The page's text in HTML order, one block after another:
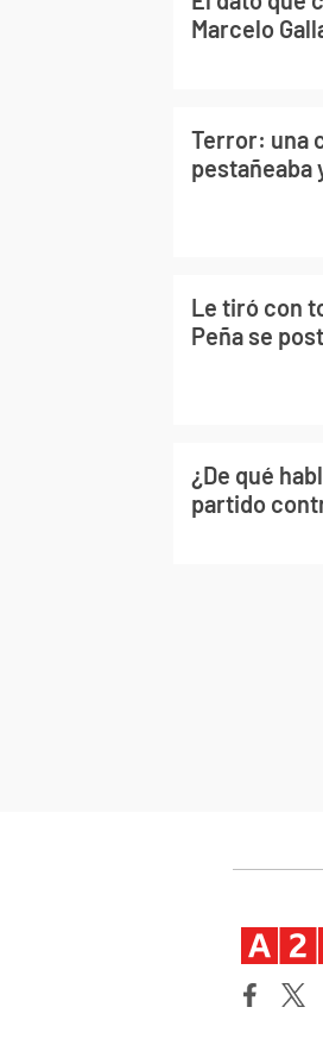
Marcelo
Terror: una
pestañeaba
Le tiró con
Peña se
¿De qué
partido